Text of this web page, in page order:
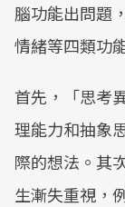
腦功能出問題
情緒等四類功
首先，「思考
理能力和抽象
際的想法。其
生漸失重視，